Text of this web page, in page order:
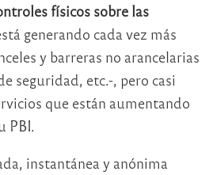
físicos sobre las
generando cada vez más
y barreras no arancelarias
seguridad, etc.-, pero casi
que están aumentando
PBI.
instantánea y anónima